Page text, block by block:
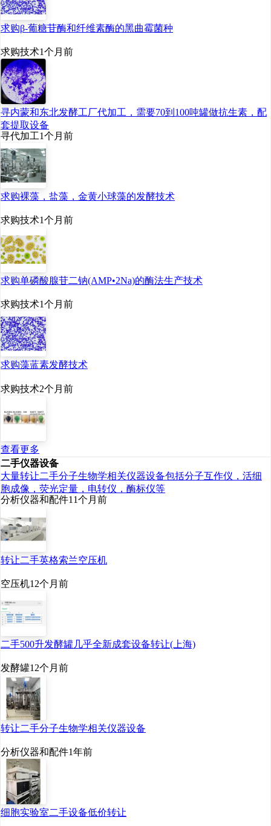
求购β-葡糖苷酶和纤维素酶的黑曲霉菌种
求购技术1个月前
寻内蒙和东北发酵工厂代加工，需要70到100吨罐做抗生素，配
套提取设备
寻代加工1个月前
求购裸藻，盐藻，金黄小球藻的发酵技术
求购技术1个月前
求购单磷酸腺苷二钠(AMP•2Na)的酶法生产技术
求购技术1个月前
求购藻蓝素发酵技术
求购技术2个月前
查看更多
二手仪器设备
大量转让二手分子生物学相关仪器设备包括分子互作仪，活细
胞成像，荧光定量，电转仪，酶标仪等
分析仪器和配件11个月前
转让二手英格索兰空压机
空压机12个月前
二手500升发酵罐几乎全新成套设备转让(上海)
发酵罐12个月前
转让二手分子生物学相关仪器设备
分析仪器和配件1年前
细胞实验室二手设备低价转让